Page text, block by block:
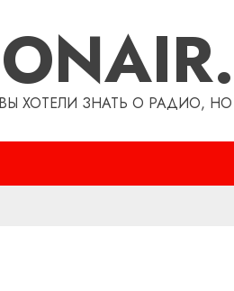
ХОТЕЛИ ЗНАТЬ О РАДИО,